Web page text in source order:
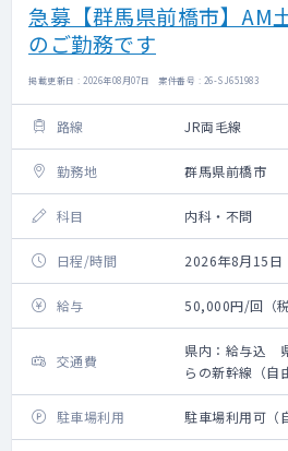
急募【群馬県前橋市】AM
のご勤務です
掲載更新日 : 2026年08月07日 案件番号 : 26-SJ651983
路線 JR両毛線
勤務地 群馬県前橋市
科目 内科・不問
日程/時間 2026年8月15日
給与 50,000円/回（
交通費
県内：給与込
らの新幹線（自
ー代の支給あり
は応相談
駐車場利用 駐車場利用可（